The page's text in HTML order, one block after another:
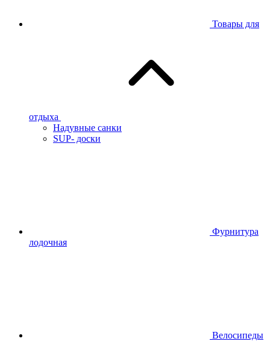
Товары для
отдыха
Надувные санки
SUP- доски
Фурнитура
лодочная
Велосипеды